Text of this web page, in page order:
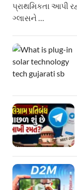
પ્રાથમિકતા આપી
ગ્લાસને …